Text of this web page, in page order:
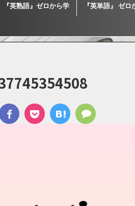
『英熟語』ゼロから学 『英単語』 ゼロ